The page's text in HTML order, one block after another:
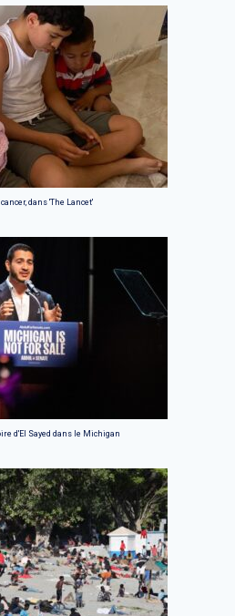
dans 'The Lancet'
d'El Sayed dans le Michigan